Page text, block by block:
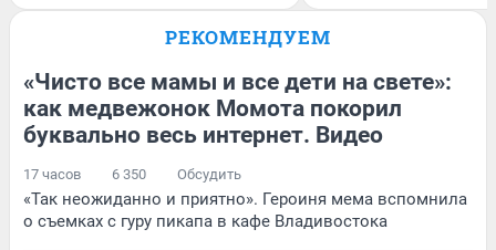
РЕКОМЕНДУЕМ
«Чисто все мамы и все дети на свете»:
как медвежонок Момота покорил
буквально весь интернет. Видео
17 часов 6 350 Обсудить
«Так неожиданно и приятно». Героиня мема вспомнила
о съемках с гуру пикапа в кафе Владивостока